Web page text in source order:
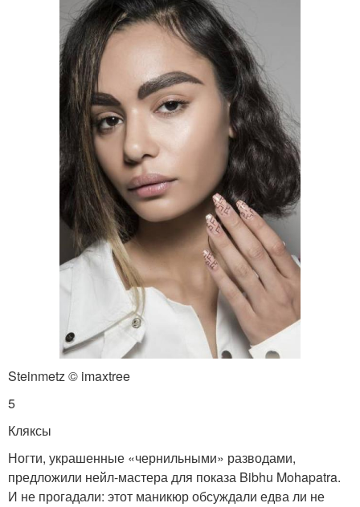
Steinmetz © imaxtree
5
Кляксы
Ногти, украшенные «чернильными» разводами,
предложили нейл-мастера для показа Bibhu Mohapatra.
И не прогадали: этот маникюр обсуждали едва ли не